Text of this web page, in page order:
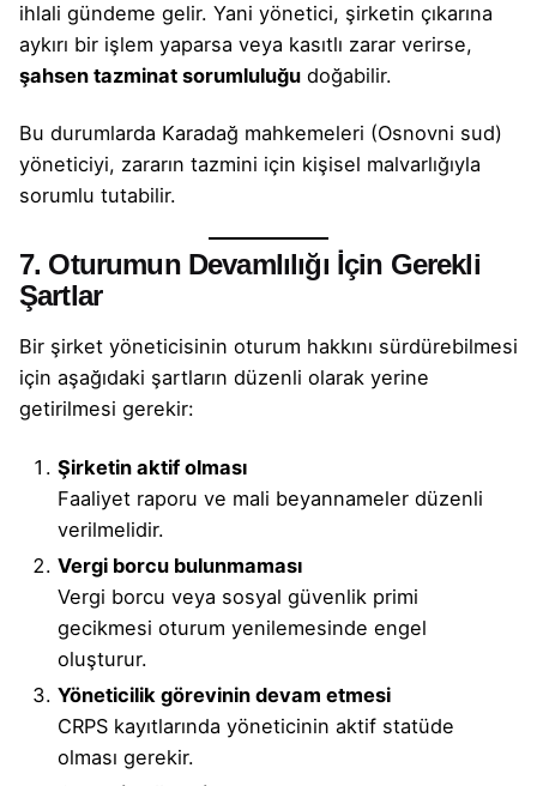
ihlali gündeme gelir. Yani yönetici, şirketin çıkarına
aykırı bir işlem yaparsa veya kasıtlı zarar verirse,
şahsen tazminat sorumluluğu doğabilir.
Bu durumlarda Karadağ mahkemeleri (Osnovni sud)
yöneticiyi, zararın tazmini için kişisel malvarlığıyla
sorumlu tutabilir.
7. Oturumun Devamlılığı İçin Gerekli
Şartlar
Bir şirket yöneticisinin oturum hakkını sürdürebilmesi
için aşağıdaki şartların düzenli olarak yerine
getirilmesi gerekir:
Şirketin aktif olması
Faaliyet raporu ve mali beyannameler düzenli
verilmelidir.
Vergi borcu bulunmaması
Vergi borcu veya sosyal güvenlik primi
gecikmesi oturum yenilemesinde engel
oluşturur.
Yöneticilik görevinin devam etmesi
CRPS kayıtlarında yöneticinin aktif statüde
olması gerekir.